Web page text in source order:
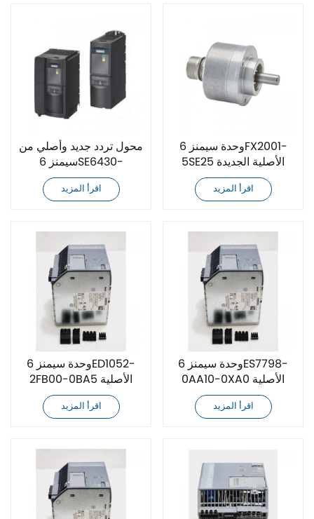
محول تردد جديد وأصلي من
سيمنز 6SE6430-
2UD42-0GA0
اقرأ المزيد
وحدة سيمنز 6FX2001-
5SE25 الأصلية الجديدة
اقرأ المزيد
وحدة سيمنز 6ED1052-
2FB00-0BA5 الأصلية
الجديدة
اقرأ المزيد
وحدة سيمنز 6ES7798-
0AA10-0XA0 الأصلية
الجديدة
اقرأ المزيد